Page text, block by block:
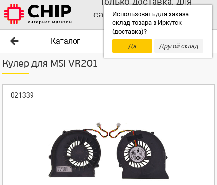
Использовать для заказа
склад товара в Иркутск
(доставка)?
Да
Другой склад
самовывоза выбирайте
другой склад!
Каталог
Кулер для MSI VR201
021339